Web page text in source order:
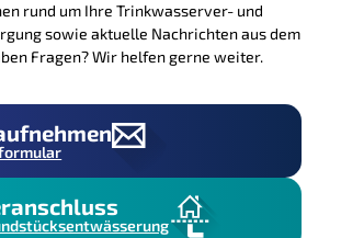
rund um Ihre Trinkwasserver- und
sowie aktuelle Nachrichten aus dem
Fragen? Wir helfen gerne weiter.